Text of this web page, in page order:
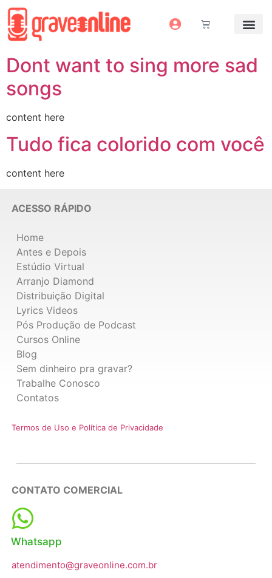
Dont want to sing more sad
songs
content here
Tudo fica colorido com você
content here
ACESSO RÁPIDO
Home
Antes e Depois
Estúdio Virtual
Arranjo Diamond
Distribuição Digital
Lyrics Videos
Pós Produção de Podcast
Cursos Online
Blog
Sem dinheiro pra gravar?
Trabalhe Conosco
Contatos
Termos de Uso e Política de Privacidade
CONTATO COMERCIAL
Whatsapp
atendimento@graveonline.com.br